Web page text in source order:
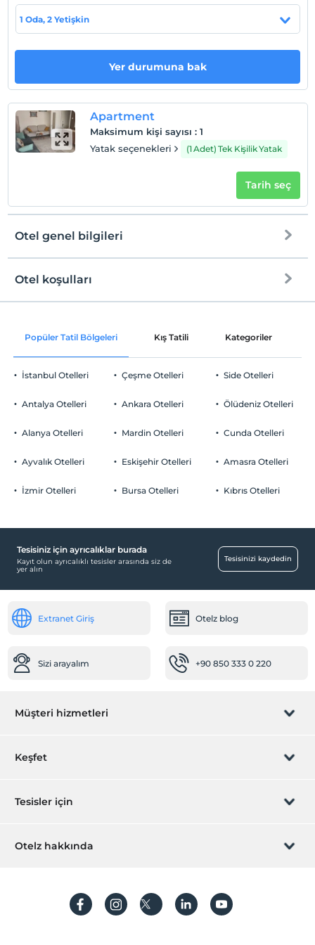
bekliyor.
Yalıova Çiftlikköy' de bulunmaktadır.
Haritada Göster
En erken saat 12:00 ve sonrası
Check/out
En geç saat 14:00 ve öncesi
Evcil hayvan kabul edilmemektedir.
Sigara
Çocuklar
2 yaşına kadar olan bebekler ücretsizdir.
Tesisin ücretsiz çocuk politkası yoktur
1 Oda, 2 Yetişkin
Yer durumuna bak
Apartment
Maksimum kişi sayısı : 1
Yatak seçenekleri
(1 Adet) Tek Kişilik Yatak
Tarih seç
Otel genel bilgileri
Ortak alanlar ve tüm odalar
Otopark
Ücretsiz Halka Açık Otopark
Diğer
Klima
Otel koşulları
Check/in
Check/out
En geç saat 14:00 ve öncesi
Evcil Hayvan
2 yaşına kadar olan bebekler ücretsizdir.
Popüler Tatil Bölgeleri Kış Tatili Kategoriler
İstanbul Otelleri
Antalya Otelleri
Alanya Otelleri
Ayvalık Otelleri
İzmir Otelleri
Çeşme Otelleri
Ankara Otelleri
Mardin Otelleri
Eskişehir Otelleri
Bursa Otelleri
Side Otelleri
Ölüdeniz Otelleri
Cunda Otelleri
Amasra Otelleri
Kıbrıs Otelleri
Tesisiniz için ayrıcalıklar burada
Kayıt olun ayrıcalıklı tesisler arasında siz de
yer alın
Tesisinizi kaydedin
Extranet Giriş Otelz blog
Sizi arayalım +90 850 333 0 220
Müşteri hizmetleri
Rezervasyon yönet
Sıkça sorulan sorular
Keşfet
Hediye Kart
Hesap oluştur
Tesisler için
Hemen tesisinizi ekleyin
Otelz hakkında